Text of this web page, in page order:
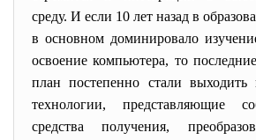
среду. И если 10 лет назад в
в основном доминировало
освоение компьютера, то
план постепенно стали
технологии, представляющие
средства получения,